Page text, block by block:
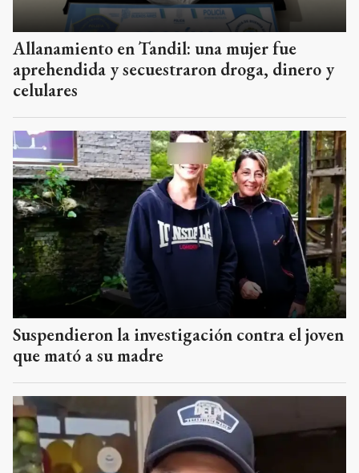
Allanamiento en Tandil: una mujer fue
aprehendida y secuestraron droga, dinero y
celulares
Suspendieron la investigación contra el joven
que mató a su madre